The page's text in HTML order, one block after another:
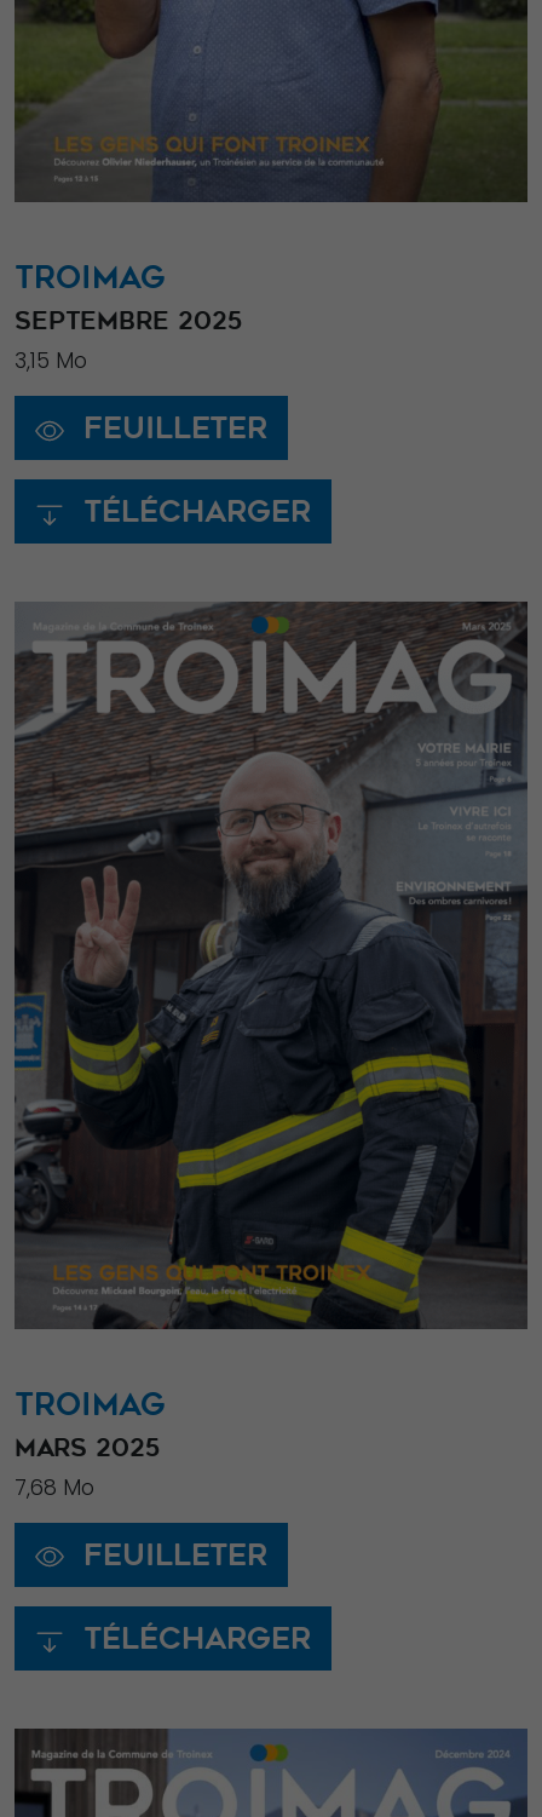
TROIMAG
SEPTEMBRE 2025
3,15 Mo
Feuilleter
Télécharger
TROIMAG
MARS 2025
7,68 Mo
Feuilleter
Télécharger